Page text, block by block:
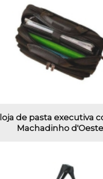
loja de pasta executiva
Machadinho d'Oeste